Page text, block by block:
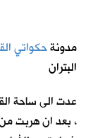
مدونةحكواتي
البتران
عدت الى ساحة
، بعد ان هربت من